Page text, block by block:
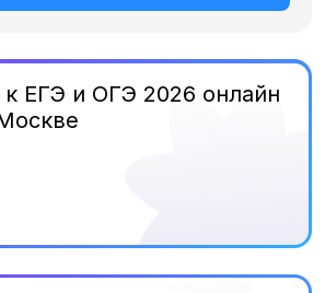
к ЕГЭ и ОГЭ 2026 онлайн